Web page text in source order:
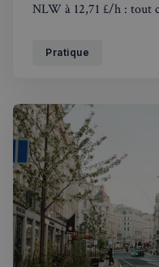
NLW à 12,71 £/h : tout
Pratique